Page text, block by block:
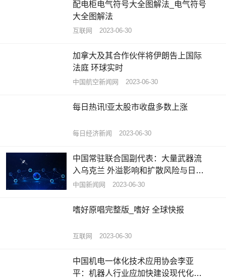
配电柜电气符号大全图解法_电气符号
大全图解法
互联网 2023-06-30
加拿大及其合作伙伴将伊朗告上国际
法庭 环球实时
中国航空新闻网 2023-06-30
每日热讯!亚太股市收盘多数上涨
每日经济新闻 2023-06-30
中国常驻联合国副代表：大量武器流
入乌克兰 外溢影响和扩散风险与日俱
增 世界热议
中国新闻网 2023-06-30
嗜好原唱完整版_嗜好 全球快报
互联网 2023-06-30
中国机电一体化技术应用协会李亚
平：机器人行业应加快建设现代化产